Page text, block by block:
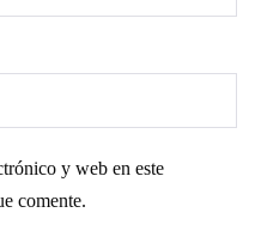
y web en este
comente.